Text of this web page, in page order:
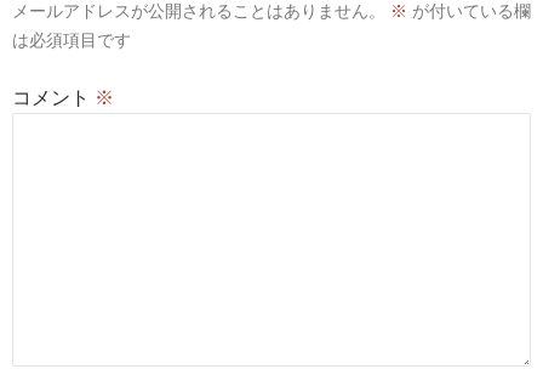
ン
メールアドレスが公開されることはありません。 ※ が付いている欄
は必須項目です
コメント ※